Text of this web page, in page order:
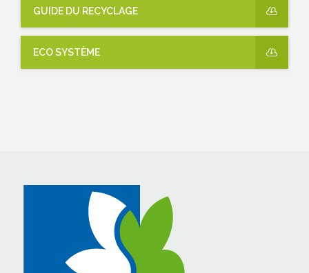
GUIDE DU RECYCLAGE
ECO SYSTÈME